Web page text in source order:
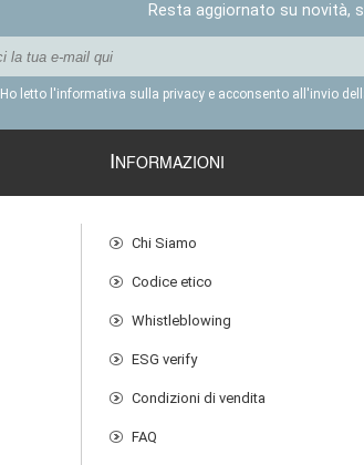
Resta aggiornato su novità,
Ho letto l'informativa sulla privacy e acconsento all'invio
NFORMAZIONI
Chi Siamo
Codice etico
Whistleblowing
ESG verify
Condizioni di vendita
FAQ